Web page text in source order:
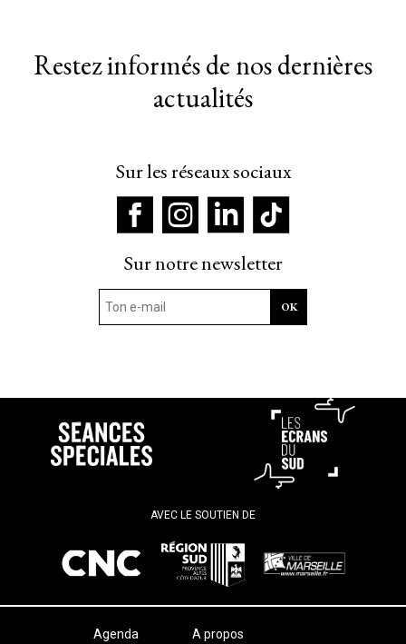
Restez informés de nos dernières
actualités
Sur les réseaux sociaux
Sur notre newsletter
AVEC LE SOUTIEN DE
Agenda A propos